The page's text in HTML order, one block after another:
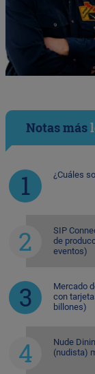
Notas más
¿Cuáles
SIP
de
eventos)
Mercado
con
billones)
Nude
(nudista)